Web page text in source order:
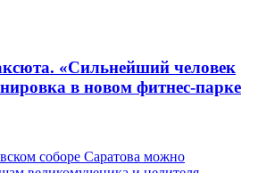
«Сильнейший человек
в новом фитнес-парке